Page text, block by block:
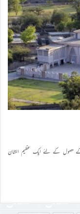
کے حصول کے لئے ایک عظیم الشان